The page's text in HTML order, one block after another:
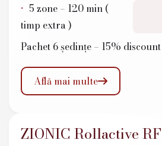
5 zone – 120 min (
timp extra )
Pachet 6 ședințe – 15% discount
Află mai multe
ZIONIC Rollactive RF